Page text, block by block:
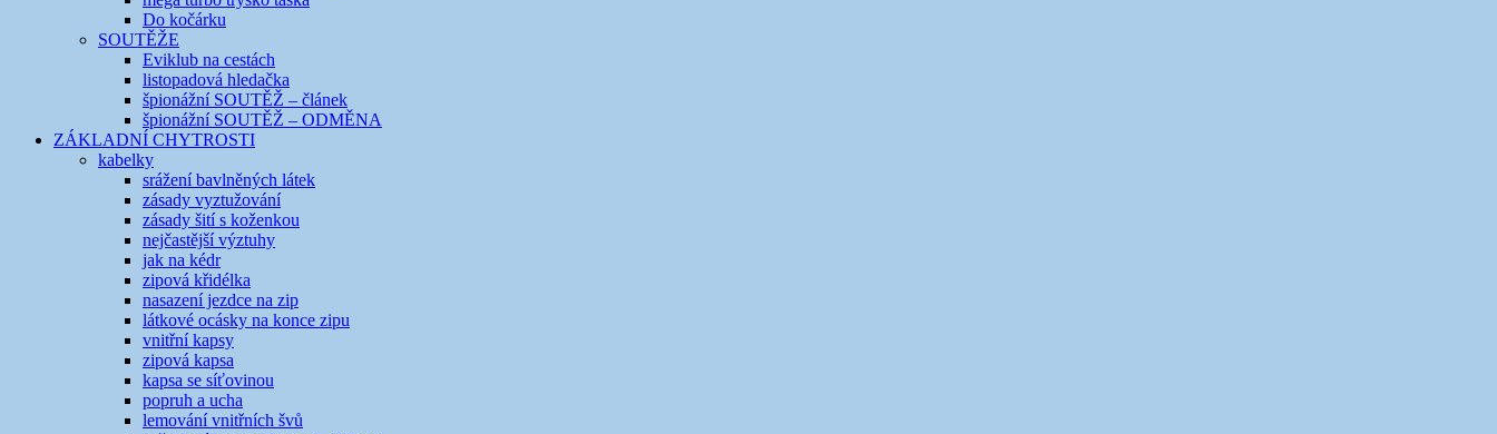
Do kočárku
SOUTĚŽE
Eviklub na cestách
listopadová hledačka
špionážní SOUTĚŽ – článek
špionážní SOUTĚŽ – ODMĚNA
ZÁKLADNÍ CHYTROSTI
kabelky
srážení bavlněných látek
zásady vyztužování
zásady šití s koženkou
nejčastější výztuhy
jak na kédr
zipová křidélka
nasazení jezdce na zip
látkové ocásky na konce zipu
vnitřní kapsy
zipová kapsa
kapsa se síťovinou
popruh a ucha
lemování vnitřních švů